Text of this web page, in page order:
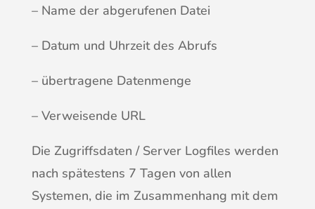
– Name der abgerufenen Datei
– Datum und Uhrzeit des Abrufs
– übertragene Datenmenge
– Verweisende URL
Die Zugriffsdaten / Server Logfiles werden
nach spätestens 7 Tagen von allen
Systemen, die im Zusammenhang mit dem